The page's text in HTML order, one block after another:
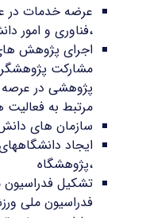
عرضه خدمات در
،فناوری و امور
اجرای پژوهش
مشارکت
پژوهشی در عرصه
مرتبط به
سازمان های
ایجاد
،پژوهشگاه
تشکیل فدراسیون
فدراسیون ملی